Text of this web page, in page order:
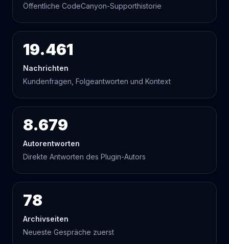
Öffentliche CodeCanyon-Supporthistorie
19.461
Nachrichten
Kundenfragen, Folgeantworten und Kontext
8.679
Autorentworten
Direkte Antworten des Plugin-Autors
78
Archivseiten
Neueste Gespräche zuerst